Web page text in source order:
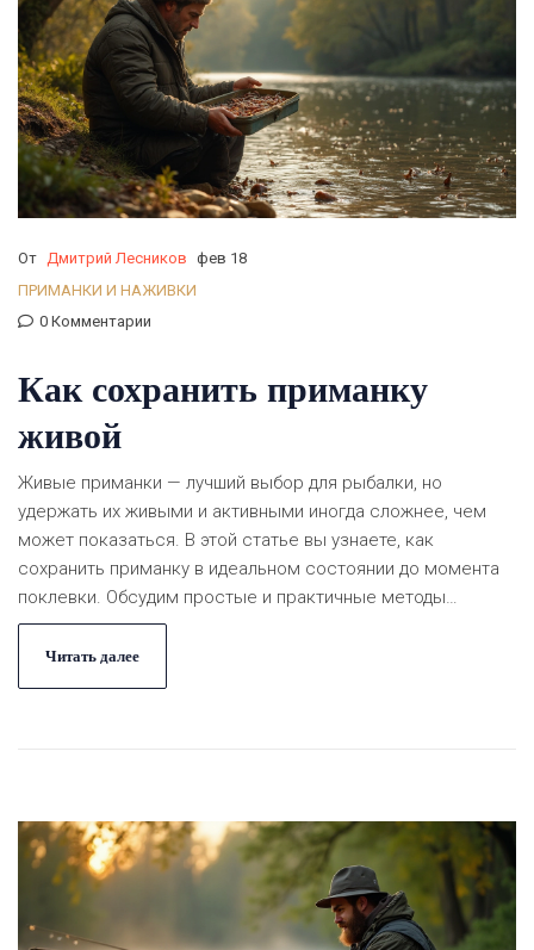
От Дмитрий Лесников фев 18
ПРИМАНКИ И НАЖИВКИ
0 Комментарии
Как сохранить приманку
живой
Живые приманки — лучший выбор для рыбалки, но
удержать их живыми и активными иногда сложнее, чем
может показаться. В этой статье вы узнаете, как
сохранить приманку в идеальном состоянии до момента
поклевки. Обсудим простые и практичные методы
хранения различных видов насадок. Разберемся, как
можно продлить жизнь червей, мотылей и других живых
приманок. Подготовьтесь к незабываемому рыболовному
Читать далее